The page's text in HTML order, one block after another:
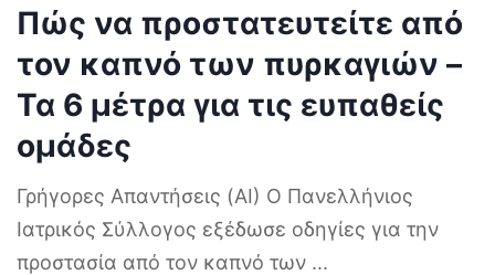
Πώς να προστατευτείτε από
τον καπνό των πυρκαγιών –
Τα 6 μέτρα για τις ευπαθείς
ομάδες
Γρήγορες Απαντήσεις (AI) Ο Πανελλήνιος
Ιατρικός Σύλλογος εξέδωσε οδηγίες για την
προστασία από τον καπνό των ...